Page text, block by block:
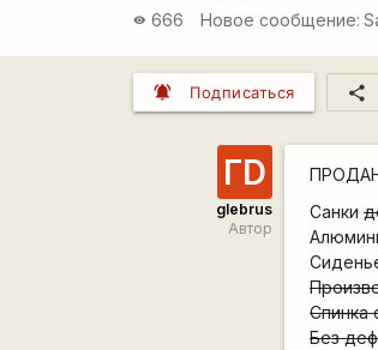
visibility 666 Новое сообщение:
notifications_active Подписаться share
ГD
glebrus
Автор
Санки
Спинка
Без